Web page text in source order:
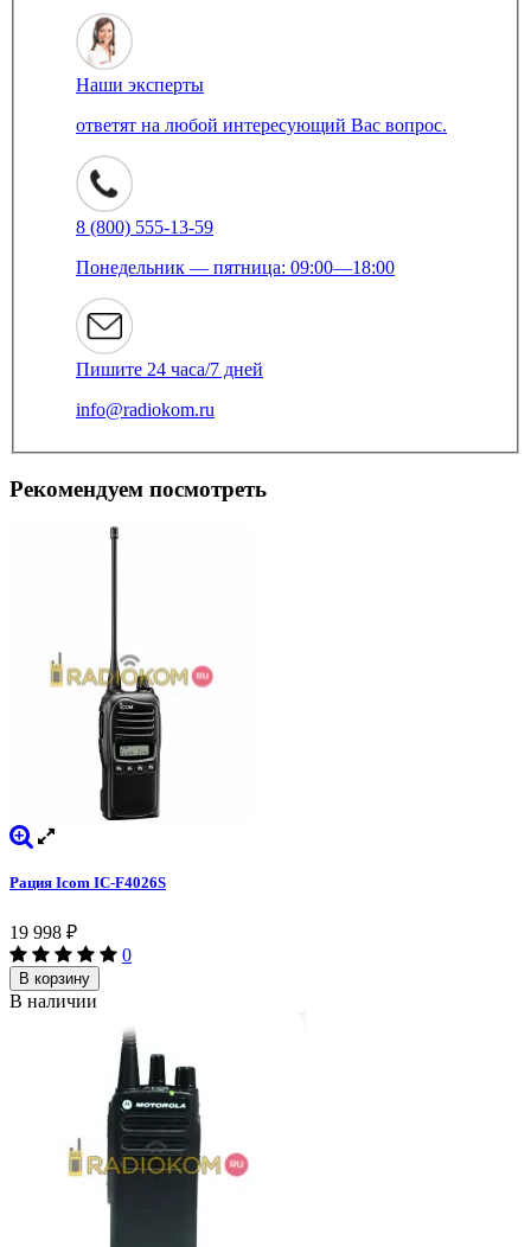
Наши эксперты
ответят на любой интересующий Вас вопрос.
8 (800) 555-13-59
Понедельник — пятница: 09:00—18:00
Пишите 24 часа/7 дней
info@radiokom.ru
Рекомендуем посмотреть
Рация Icom IC-F4026S
19 998 ₽
0
В корзину
В наличии